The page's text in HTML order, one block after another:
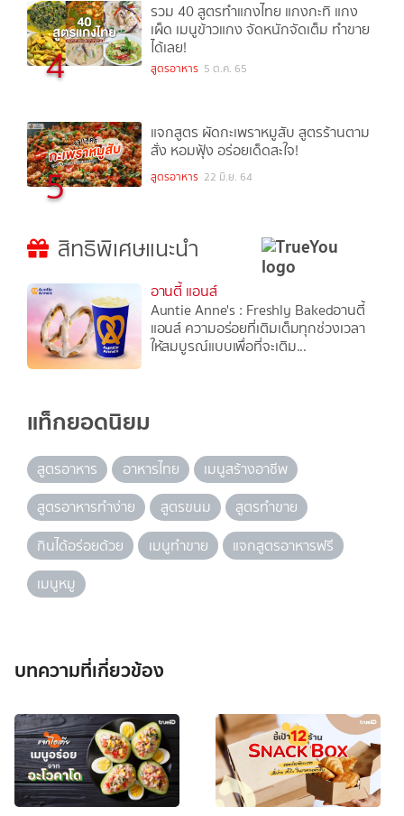
4
รวม 40 สูตรทำแกงไทย แกงกะทิ แกง
เผ็ด เมนูข้าวแกง จัดหนักจัดเต็ม ทำขาย
ได้เลย!
สูตรอาหาร 5 ต.ค. 65
5
แจกสูตร ผัดกะเพราหมูสับ สูตรร้านตาม
สั่ง หอมฟุ้ง อร่อยเด็ดสะใจ!
สูตรอาหาร 22 มิ.ย. 64
สิทธิพิเศษแนะนำ
อานตี้ แอนส์
Auntie Anne's : Freshly Bakedอานตี้
แอนส์ ความอร่อยที่เติมเต็มทุกช่วงเวลา
ให้สมบูรณ์แบบเพื่อที่จะเติม...
แท็กยอดนิยม
สูตรอาหาร อาหารไทย
เมนูสร้างอาชีพ
สูตรอาหารทำง่าย
สูตรขนม
สูตรทำขาย
กินได้อร่อยด้วย
เมนูทำขาย
แจกสูตรอาหารฟรี
เมนูหมู
บทความที่เกี่ยวข้อง